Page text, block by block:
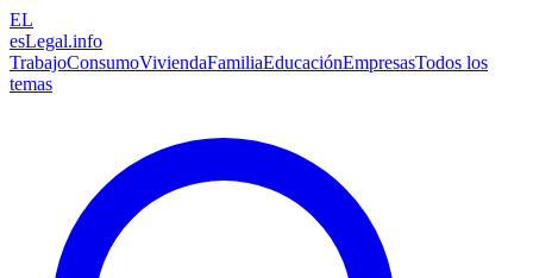
EL
esLegal.info
TrabajoConsumoViviendaFamiliaEducaciónEmpresasTodos los
temas